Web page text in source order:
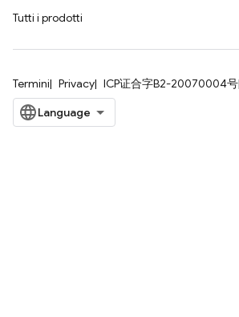
Tutti i prodotti
Termini Privacy ICP证合字B2-20070004号